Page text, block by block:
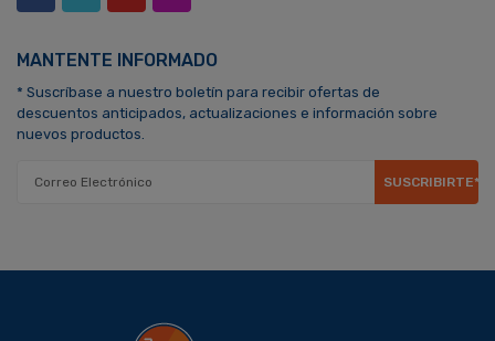
MANTENTE INFORMADO
* Suscríbase a nuestro boletín para recibir ofertas de
descuentos anticipados, actualizaciones e información sobre
nuevos productos.
SUSCRIBIRTE*